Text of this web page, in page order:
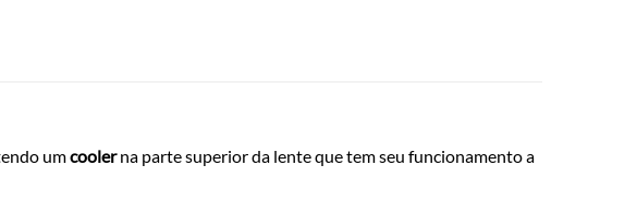
umcoolerna parte superior da lente que tem seu funcionamento a